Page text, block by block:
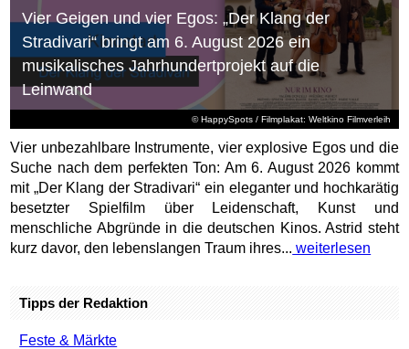
© HappySpots / Filmplakat: Weltkino Filmverleih
Vier Geigen und vier Egos: „Der Klang der
Stradivari“ bringt am 6. August 2026 ein
musikalisches Jahrhundertprojekt auf die
Leinwand
Vier unbezahlbare Instrumente, vier explosive Egos und die
Suche nach dem perfekten Ton: Am 6. August 2026 kommt
mit „Der Klang der Stradivari“ ein eleganter und hochkarätig
besetzter Spielfilm über Leidenschaft, Kunst und
menschliche Abgründe in die deutschen Kinos. Astrid steht
kurz davor, den lebenslangen Traum ihres... weiterlesen
Tipps der Redaktion
Feste & Märkte